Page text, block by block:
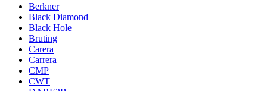
Berkner
Black Diamond
Black Hole
Bruting
Carera
Carrera
CMP
CWT